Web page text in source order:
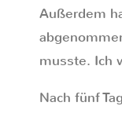
Außerdem
musste. Ich
Nach fünf